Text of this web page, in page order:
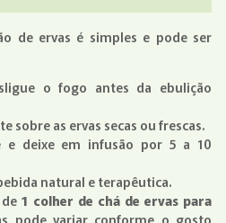
de ervas é simples e pode ser
o fogo antes da ebulição
sobre as ervas secas ou frescas.
e deixe em infusão por 5 a 10
natural e terapêutica.
de1 colher de chá de ervas para